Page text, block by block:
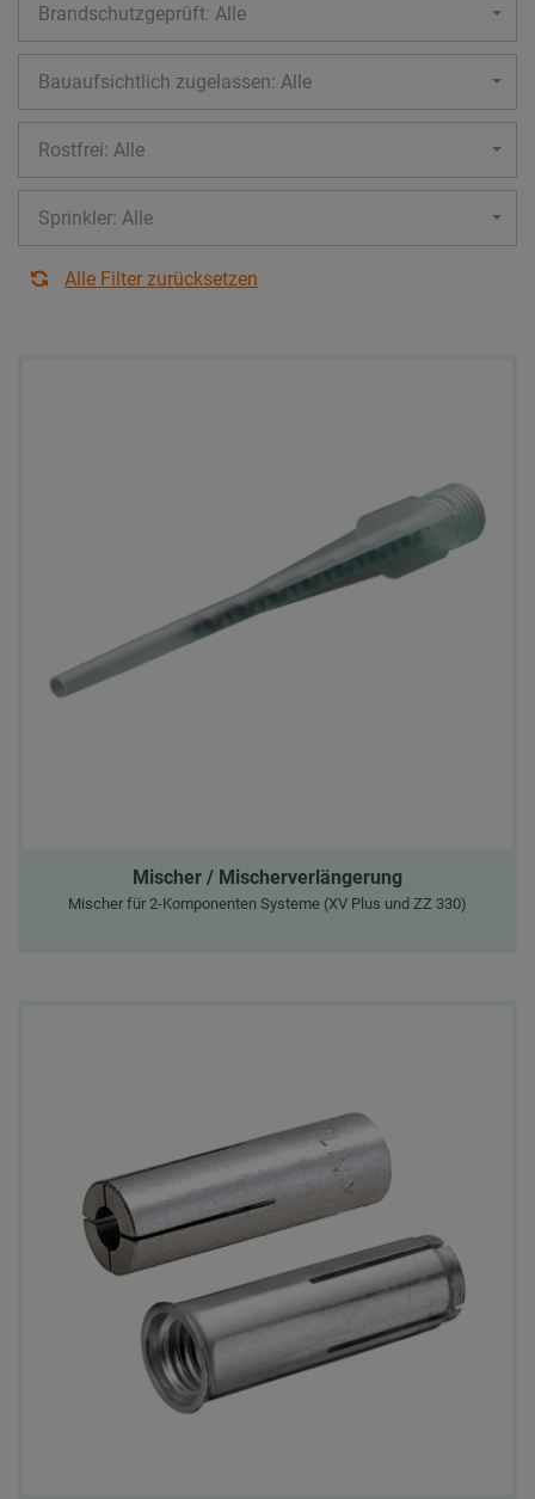
Brandschutzgeprüft: Alle
Bauaufsichtlich zugelassen: Alle
Rostfrei: Alle
Sprinkler: Alle
Alle Filter zurücksetzen
Mischer / Mischerverlängerung
Mischer für 2-Komponenten Systeme (XV Plus und ZZ 330)